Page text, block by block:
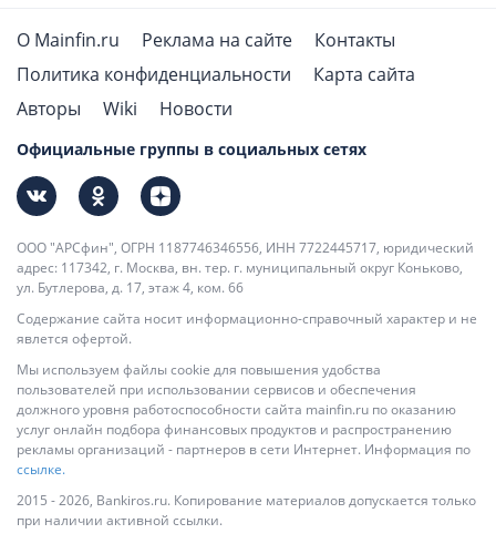
О Mainfin.ru Реклама на сайте
Контакты
Политика конфиденциальности
Карта сайта
Авторы
Wiki Новости
ООО "АРСфин", ОГРН 1187746346556, ИНН 7722445717, юридический
адрес: 117342, г. Москва, вн. тер. г. муниципальный округ Коньково,
ул. Бутлерова, д. 17, этаж 4, ком. 66
Содержание сайта носит информационно-справочный характер и не
явлется офертой.
Мы используем файлы cookie для повышения удобства
пользователей при использовании сервисов и обеспечения
должного уровня работоспособности сайта mainfin.ru по оказанию
услуг онлайн подбора финансовых продуктов и распространению
рекламы организаций - партнеров в сети Интернет. Информация по
ссылке.
2015 - 2026, Bankiros.ru. Копирование материалов допускается только
при наличии активной ссылки.
Официальные группы в социальных сетях